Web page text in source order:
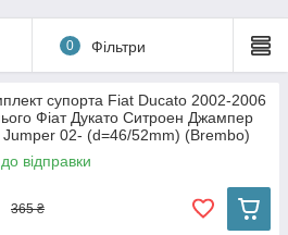
0 Фільтри
супорта Fiat Ducato 2002-2006
Фіат Дукато Ситроен Джампер
02- (d=46/52mm) (Brembo)
відправки
365 ₴